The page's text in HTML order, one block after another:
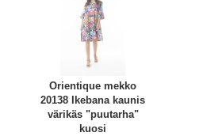
Orientique mekko
20138 Ikebana kaunis
värikäs "puutarha"
kuosi